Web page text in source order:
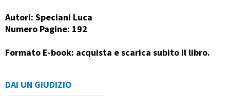
Autori: Speciani Luca
Numero Pagine: 192
Formato E-book: acquista e scarica subito il libro.
DAI UN GIUDIZIO